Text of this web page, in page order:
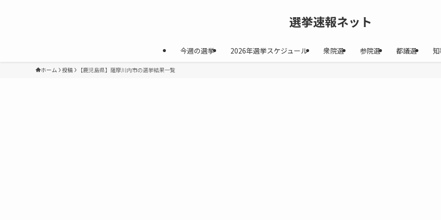
選挙速報ネット
今週の選挙 2026年選挙スケジュール 衆院選 参院選 都議選
ホーム 投稿 【鹿児島県】薩摩川内市の選挙結果一覧